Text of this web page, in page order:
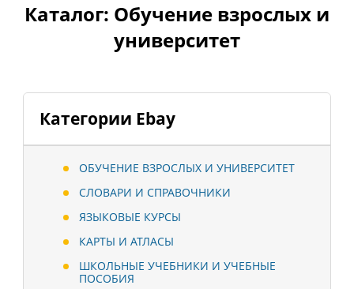
Категории Ebay
ОБУЧЕНИЕ ВЗРОСЛЫХ И УНИВЕРСИТЕТ
СЛОВАРИ И СПРАВОЧНИКИ
ЯЗЫКОВЫЕ КУРСЫ
КАРТЫ И АТЛАСЫ
ШКОЛЬНЫЕ УЧЕБНИКИ И УЧЕБНЫЕ
ПОСОБИЯ
Каталог: Обучение взрослых и
университет